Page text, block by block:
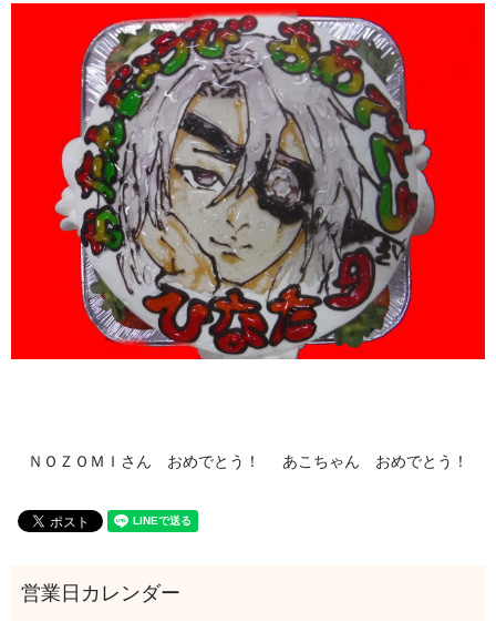
ＮＯＺＯＭＩさん おめでとう！ あこちゃん おめでとう！